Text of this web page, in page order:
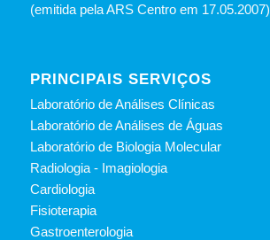
(emitida pela ARS Centro em 17.05.2007)
PRINCIPAIS SERVIÇOS
Laboratório de Análises Clínicas
Laboratório de Análises de Águas
Laboratório de Biologia Molecular
Radiologia - Imagiologia
Cardiologia
Fisioterapia
Gastroenterologia